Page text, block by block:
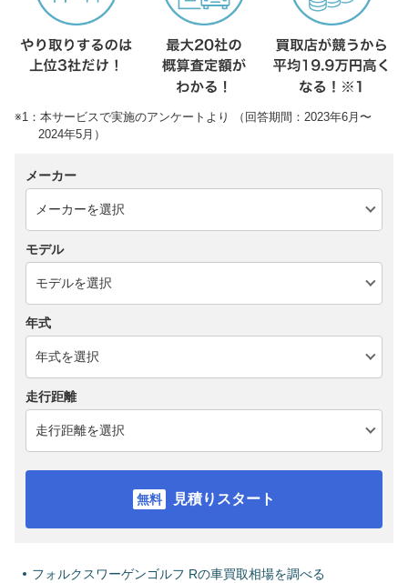
※1：本サービスで実施のアンケートより （回答期間：2023年6月〜
2024年5月）
メーカー
モデル
年式
走行距離
見積りスタート
フォルクスワーゲンゴルフ Rの車買取相場を調べる